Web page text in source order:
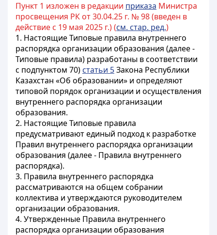
Пункт 1 изложен в редакции приказа Министра
просвещения РК от 30.04.25 г. № 98 (введен в
действие с 19 мая 2025 г.) (см. стар. ред.)
1. Настоящие Типовые правила внутреннего
распорядка организации образования (далее -
Типовые правила) разработаны в соответствии
с подпунктом 70) статьи 5Закона Республики
Казахстан «Об образовании» и определяют
типовой порядок организации и осуществления
внутреннего распорядка организации
образования.
2. Настоящие Типовые правила
предусматривают единый подход к разработке
Правил внутреннего распорядка организации
образования (далее - Правила внутреннего
распорядка).
3. Правила внутреннего распорядка
рассматриваются на общем собрании
коллектива и утверждаются руководителем
организации образования.
4. Утвержденные Правила внутреннего
распорядка организации образования